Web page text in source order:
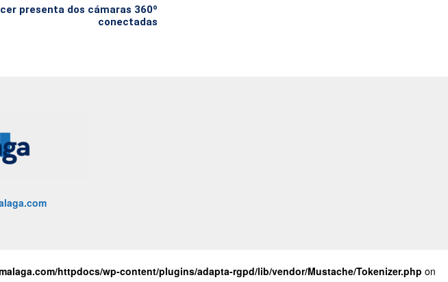
presenta dos cámaras 360º
conectadas
httpdocs/wp-content/plugins/adapta-rgpd/lib/vendor/Mustache/Tokenizer.php on